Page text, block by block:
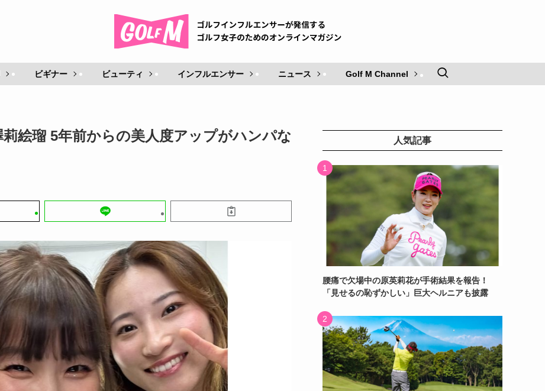
ビギナー ビューティ インフルエンサー ニュース Golf M Channel
絵瑠 5年前からの美人度アップがハンパな
人気記事
腰痛で欠場中の原英莉花が手術結果を報告！
「見せるの恥ずかしい」巨大ヘルニアも披露